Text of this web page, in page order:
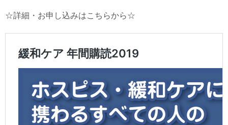
☆詳細・お申し込みはこちらから☆